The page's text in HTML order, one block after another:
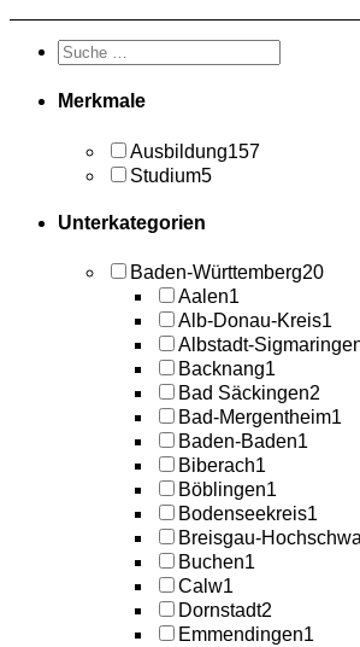
Merkmale
Ausbildung157
Studium5
Unterkategorien
Baden-Württemberg20
Aalen1
Alb-Donau-Kreis1
Albstadt-
Backnang1
Bad Säckingen2
Bad-Mergentheim1
Baden-Baden1
Biberach1
Böblingen1
Bodenseekreis1
Breisgau-
Buchen1
Calw1
Dornstadt2
Emmendingen1